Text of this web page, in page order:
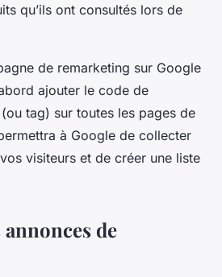
qu’ils ont consultés lors de
de remarketing sur Google
ajouter le code de
tag) sur toutes les pages de
à Google de collecter
visiteurs et de créer une liste
de